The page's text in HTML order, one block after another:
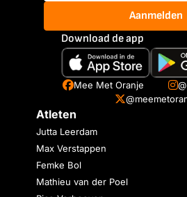
Aanmelden
Download de app
Mee Met Oranje
Atleten
Jutta Leerdam
Max Verstappen
Femke Bol
Mathieu van der Poel